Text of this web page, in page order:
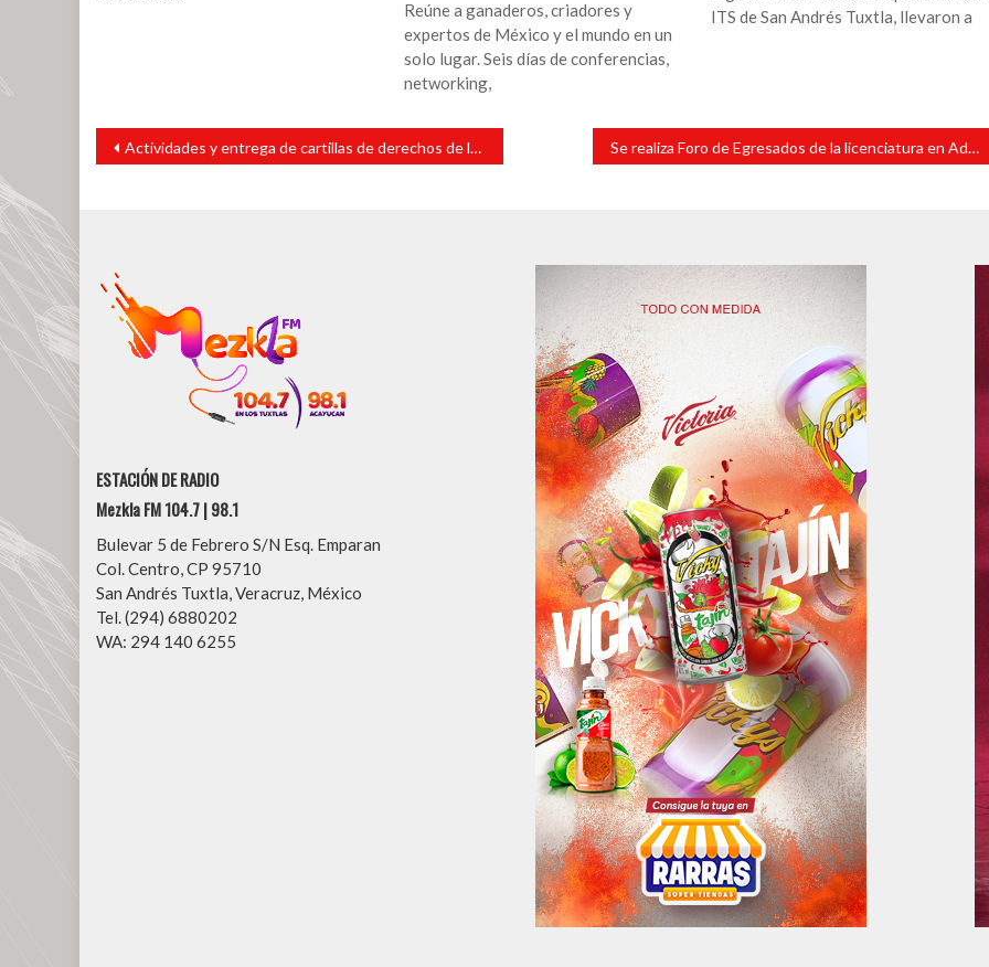
Reúne a ganaderos, criadores y
expertos de México y el mundo en un
solo lugar. Seis días de conferencias,
networking,
ITS de San Andrés Tuxtla, llevaron a
Navegación
entradas
Actividades y entrega de cartillas de derechos de las mujeres “16 días de activismo contra la violencia hacia las mujeres y niñas” Se realiza Foro de Egresados de la licenciatura en Administración y Foro de Empresarial
ESTACIÓN DE RADIO
Mezkla FM 104.7 | 98.1
Bulevar 5 de Febrero S/N Esq. Emparan
Col. Centro, CP 95710
San Andrés Tuxtla, Veracruz, México
Tel. (294) 6880202
WA: 294 140 6255